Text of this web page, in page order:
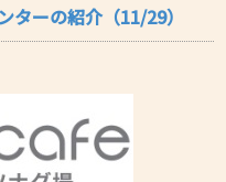
ターの紹介（11/29）